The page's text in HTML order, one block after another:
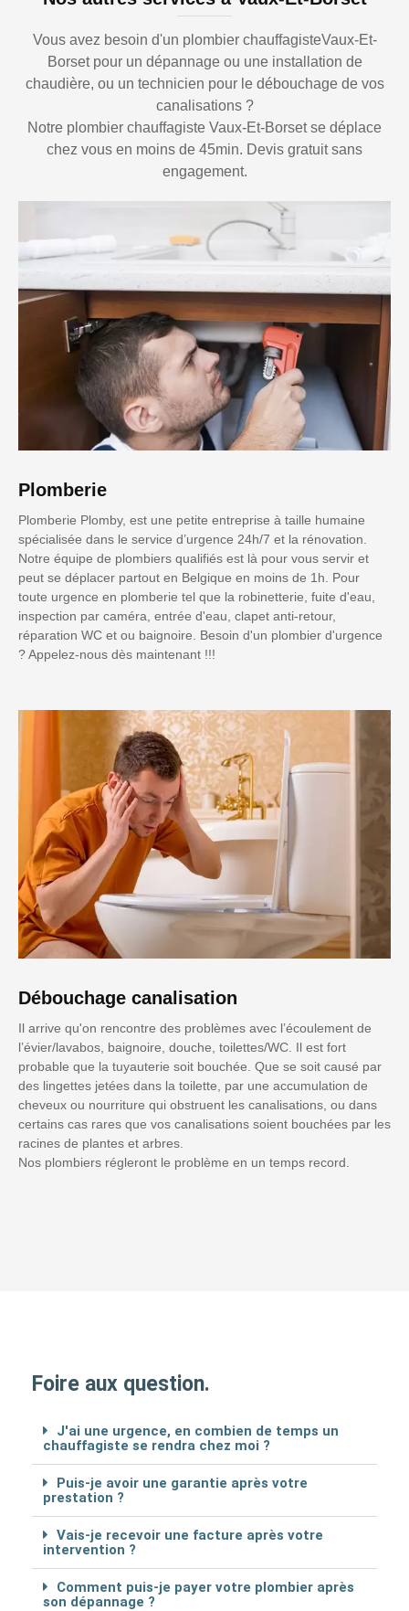
Vous avez besoin d'un plombier chauffagisteVaux-Et-
Borset pour un dépannage ou une installation de
chaudière, ou un technicien pour le débouchage de vos
canalisations ?
Notre plombier chauffagiste Vaux-Et-Borset se déplace
chez vous en moins de 45min. Devis gratuit sans
engagement.
Plomberie
Plomberie Plomby, est une petite entreprise à taille humaine
spécialisée dans le service d’urgence 24h/7 et la rénovation.
Notre équipe de plombiers qualifiés est là pour vous servir et
peut se déplacer partout en Belgique en moins de 1h. Pour
toute urgence en plomberie tel que la robinetterie, fuite d'eau,
inspection par caméra, entrée d'eau, clapet anti-retour,
réparation WC et ou baignoire. Besoin d'un plombier d'urgence
? Appelez-nous dès maintenant !!!
Débouchage canalisation
Il arrive qu'on rencontre des problèmes avec l’écoulement de
l’évier/lavabos, baignoire, douche, toilettes/WC. Il est fort
probable que la tuyauterie soit bouchée. Que se soit causé par
des lingettes jetées dans la toilette, par une accumulation de
cheveux ou nourriture qui obstruent les canalisations, ou dans
certains cas rares que vos canalisations soient bouchées par les
racines de plantes et arbres.
Nos plombiers régleront le problème en un temps record.
Foire aux question.
J'ai une urgence, en combien de temps un
chauffagiste se rendra chez moi ?
Puis-je avoir une garantie après votre
prestation ?
Vais-je recevoir une facture après votre
intervention ?
Comment puis-je payer votre plombier après
son dépannage ?